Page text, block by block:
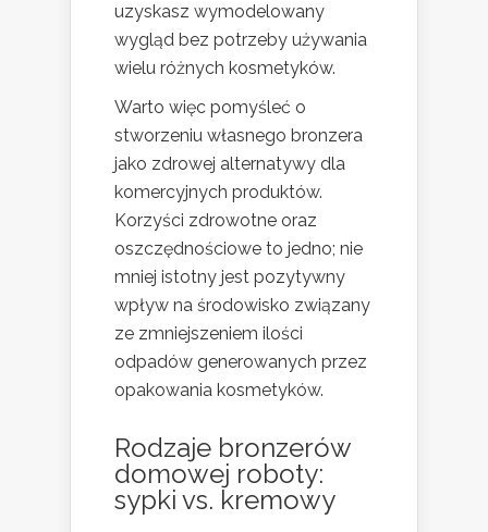
uzyskasz wymodelowany
wygląd bez potrzeby używania
wielu różnych kosmetyków.
Warto więc pomyśleć o
stworzeniu własnego bronzera
jako zdrowej alternatywy dla
komercyjnych produktów.
Korzyści zdrowotne oraz
oszczędnościowe to jedno; nie
mniej istotny jest pozytywny
wpływ na środowisko związany
ze zmniejszeniem ilości
odpadów generowanych przez
opakowania kosmetyków.
Rodzaje bronzerów
domowej roboty:
sypki vs. kremowy